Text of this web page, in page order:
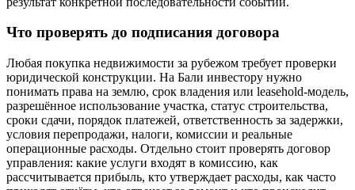
Что проверять до подписания договора
Любая покупка недвижимости за рубежом требует проверки
юридической конструкции. На Бали инвестору нужно
понимать права на землю, срок владения или leasehold-модель,
разрешённое использование участка, статус строительства,
сроки сдачи, порядок платежей, ответственность за задержки,
условия перепродажи, налоги, комиссии и реальные
операционные расходы. Отдельно стоит проверять договор
управления: какие услуги входят в комиссию, как
рассчитывается прибыль, кто утверждает расходы, как часто